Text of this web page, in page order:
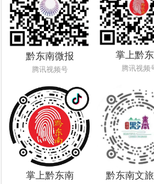
黔东南微报
腾讯视频号
掌上黔
腾讯视频
掌上黔东南 黔东南文